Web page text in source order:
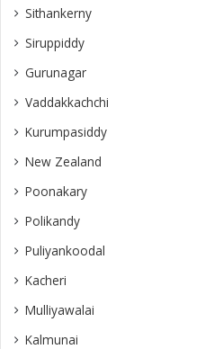
Sithankerny
Siruppiddy
Gurunagar
Vaddakkachchi
Kurumpasiddy
New Zealand
Poonakary
Polikandy
Puliyankoodal
Kacheri
Mulliyawalai
Kalmunai